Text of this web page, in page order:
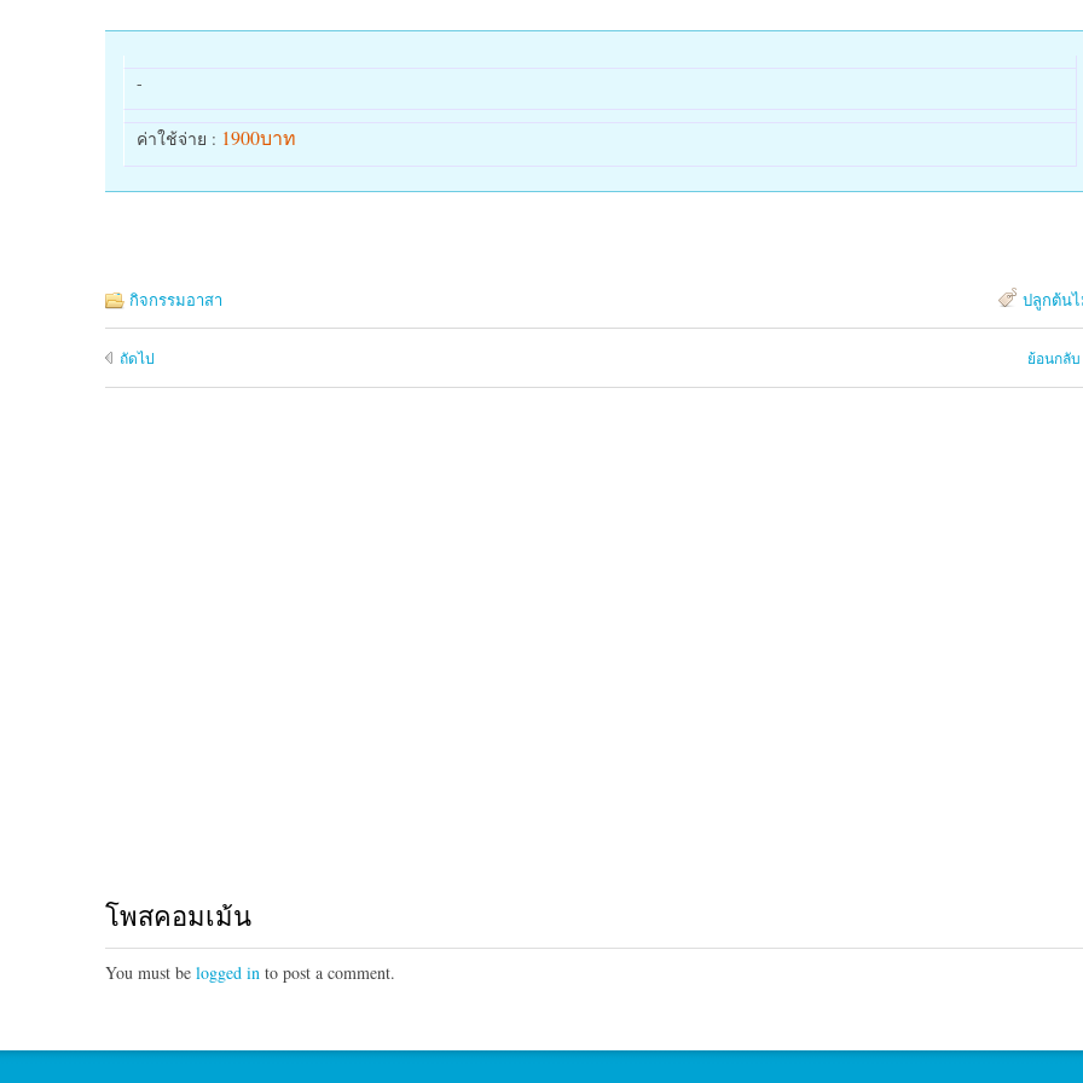
-
ค่าใช้จ่าย : 1900บาท
กิจกรรมอาสา ปลูกต้น
ถัดไป ย้อนกลับ
โพสคอมเม้น
You must be logged in to post a comment.